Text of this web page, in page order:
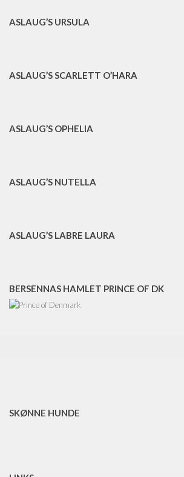
ASLAUG’S URSULA
ASLAUG’S SCARLETT O’HARA
ASLAUG’S OPHELIA
ASLAUG’S NUTELLA
ASLAUG’S LABRE LAURA
BERSENNAS HAMLET PRINCE OF DK
SKØNNE HUNDE